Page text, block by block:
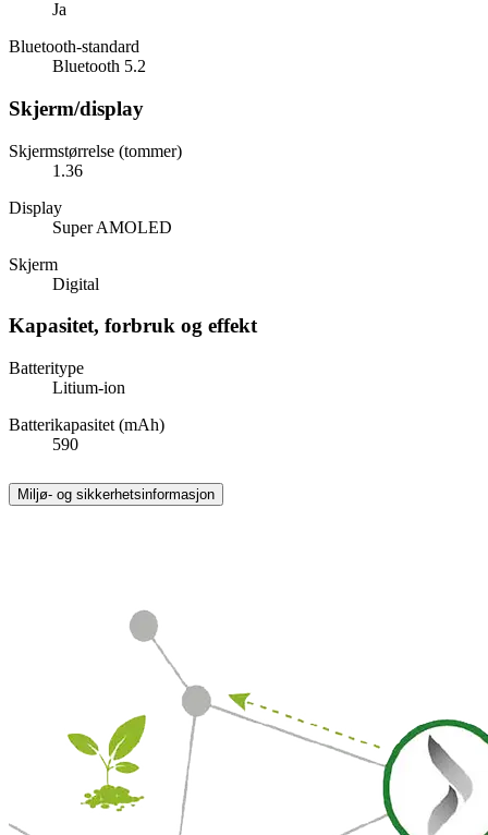
Ja
Bluetooth-standard
Bluetooth 5.2
Skjerm/display
Skjermstørrelse (tommer)
1.36
Display
Super AMOLED
Skjerm
Digital
Kapasitet, forbruk og effekt
Batteritype
Litium-ion
Batterikapasitet (mAh)
590
Miljø- og sikkerhetsinformasjon